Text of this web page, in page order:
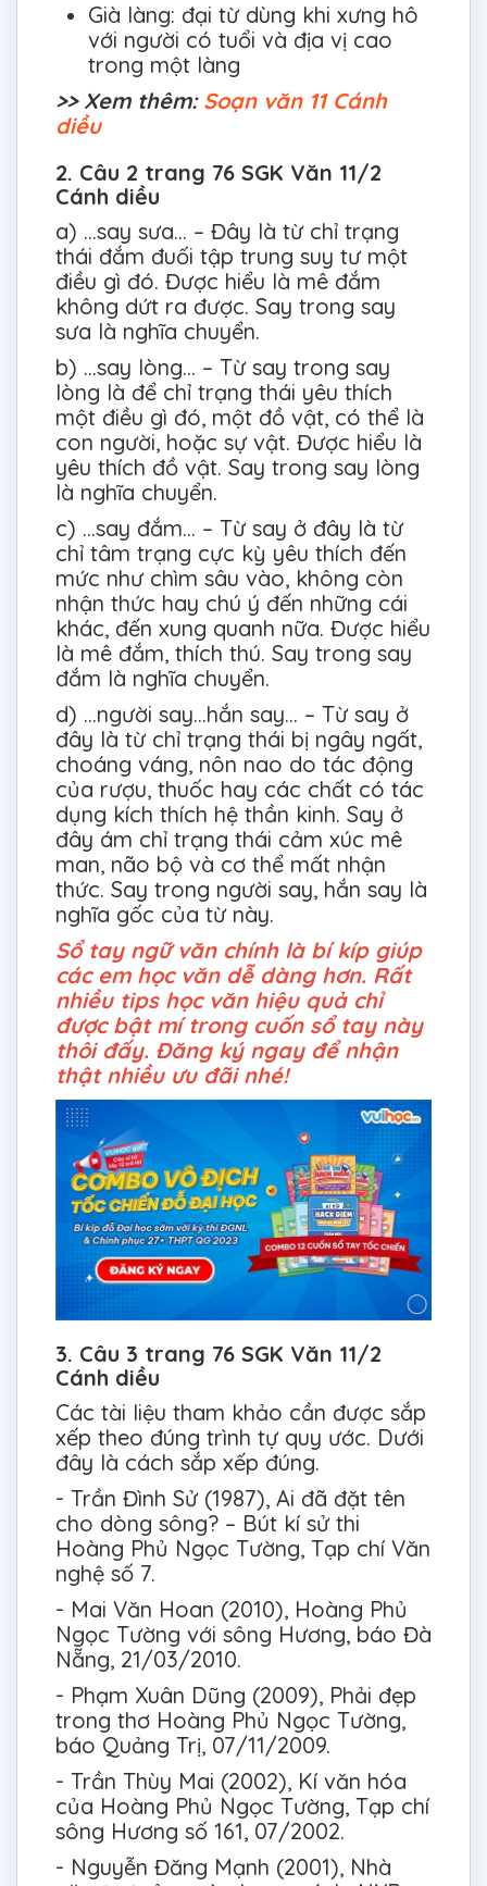
Già làng: đại từ dùng khi xưng hô
với người có tuổi và địa vị cao
trong một làng
>> Xem thêm: Soạn văn 11 Cánh
diều
2. Câu 2 trang 76 SGK Văn 11/2
Cánh diều
a) ...say sưa... – Đây là từ chỉ trạng
thái đắm đuối tập trung suy tư một
điều gì đó. Được hiểu là mê đắm
không dứt ra được. Say trong say
sưa là nghĩa chuyển.
b) ...say lòng... – Từ say trong say
lòng là để chỉ trạng thái yêu thích
một điều gì đó, một đồ vật, có thể là
con người, hoặc sự vật. Được hiểu là
yêu thích đồ vật. Say trong say lòng
là nghĩa chuyển.
c) ...say đắm... – Từ say ở đây là từ
chỉ tâm trạng cực kỳ yêu thích đến
mức như chìm sâu vào, không còn
nhận thức hay chú ý đến những cái
khác, đến xung quanh nữa. Được hiểu
là mê đắm, thích thú. Say trong say
đắm là nghĩa chuyển.
d) ...người say...hắn say... – Từ say ở
đây là từ chỉ trạng thái bị ngây ngất,
choáng váng, nôn nao do tác động
của rượu, thuốc hay các chất có tác
dụng kích thích hệ thần kinh. Say ở
đây ám chỉ trạng thái cảm xúc mê
man, não bộ và cơ thể mất nhận
thức. Say trong người say, hắn say là
nghĩa gốc của từ này.
Sổ tay ngữ văn chính là bí kíp giúp
các em học văn dễ dàng hơn. Rất
nhiều tips học văn hiệu quả chỉ
được bật mí trong cuốn sổ tay này
thôi đấy. Đăng ký ngay để nhận
thật nhiều ưu đãi nhé!
3. Câu 3 trang 76 SGK Văn 11/2
Cánh diều
Các tài liệu tham khảo cần được sắp
xếp theo đúng trình tự quy ước. Dưới
đây là cách sắp xếp đúng.
- Trần Đình Sử (1987), Ai đã đặt tên
cho dòng sông? – Bút kí sử thi
Hoàng Phủ Ngọc Tường, Tạp chí Văn
nghệ số 7.
- Mai Văn Hoan (2010), Hoàng Phủ
Ngọc Tường với sông Hương, báo Đà
Nẵng, 21/03/2010.
- Phạm Xuân Dũng (2009), Phải đẹp
trong thơ Hoàng Phủ Ngọc Tường,
báo Quảng Trị, 07/11/2009.
- Trần Thùy Mai (2002), Kí văn hóa
của Hoàng Phủ Ngọc Tường, Tạp chí
sông Hương số 161, 07/2002.
- Nguyễn Đăng Mạnh (2001), Nhà